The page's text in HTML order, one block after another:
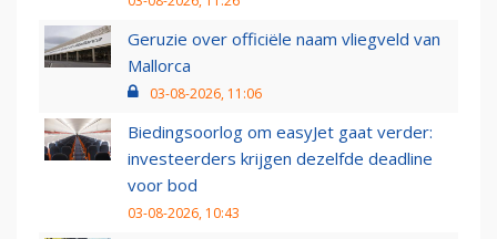
Geruzie over officiële naam vliegveld van
Mallorca
03-08-2026, 11:06
Biedingsoorlog om easyJet gaat verder:
investeerders krijgen dezelfde deadline
voor bod
03-08-2026, 10:43